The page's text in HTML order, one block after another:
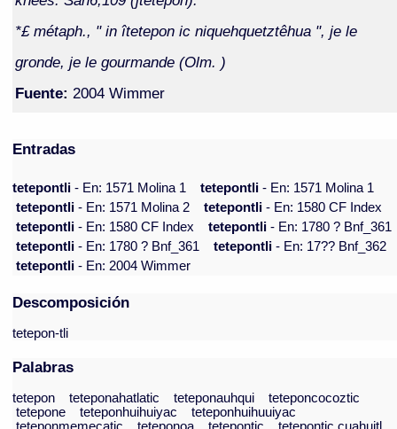
*£ métaph., " in îtetepon ic niquehquetztêhua ", je le
gronde, je le gourmande (Olm. )
Fuente: 2004 Wimmer
Entradas
tetepontli- En: 1571 Molina 1 tetepontli- En: 1571 Molina 1
tetepontli- En: 1571 Molina 2 tetepontli- En: 1580 CF Index
tetepontli- En: 1580 CF Index tetepontli- En: 1780 ? Bnf_361
tetepontli- En: 1780 ? Bnf_361 tetepontli- En: 17?? Bnf_362
tetepontli- En: 2004 Wimmer
Descomposición
tetepon-tli
Palabras
tetepon teteponahatlatic teteponauhqui
teteponcocoztic
tetepone
teteponhuihuiyac
teteponhuihuuiyac